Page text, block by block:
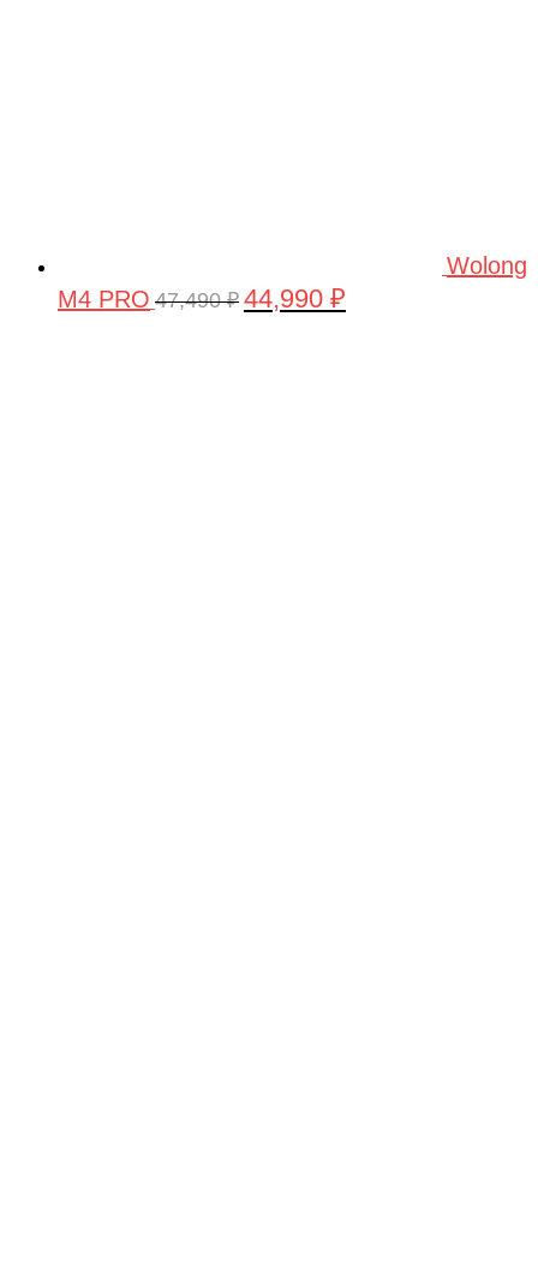
Wolong
M4 PRO 47,490₽ Первоначальная
44,990 ₽